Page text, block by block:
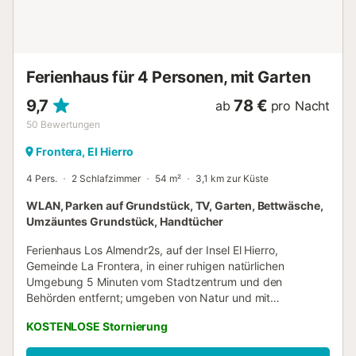
Ferienhaus für 4 Personen, mit Garten
9,7
50 Bewertungen
ab 78 € pro Nacht
Frontera, El Hierro
4 Pers. 2 Schlafzimmer 54 m² 3,1 km zur Küste
WLAN, Parken auf Grundstück, TV, Garten, Bettwäsche,
Umzäuntes Grundstück, Handtücher
Ferienhaus Los Almendr2s, auf der Insel El Hierro,
Gemeinde La Frontera, in einer ruhigen natürlichen
Umgebung 5 Minuten vom Stadtzentrum und den
Behörden entfernt; umgeben von Natur und mit
Atlantischen Ozean. Eine Gelegenheit zur Erholung und
zum persönlichen und familiären Wohlbefinden, die Sie
KOSTENLOSE Stornierung